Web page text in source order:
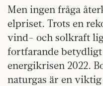
Men ingen fråga
elpriset. Trots en
vind- och solkraft
fortfarande
energikrisen 2022.
naturgas är en